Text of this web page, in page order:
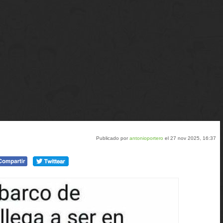
Publicado porantonioportero el 27 nov 2025, 16:37